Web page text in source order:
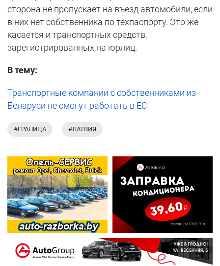
сторона не пропускает на въезд автомобили, если
в них нет собственника по техпаспорту. Это же
касается и транспортных средств,
зарегистрированных на юрлиц.
В тему:
Транспортные компании с собственниками из
Беларуси не смогут работать в ЕС
#ГРАНИЦА #ЛАТВИЯ